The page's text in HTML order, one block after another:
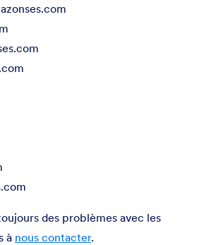
des problèmes avec les
à nous contacter.